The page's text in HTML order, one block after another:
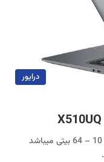
درایور
.تمامی درایور های این بخش مخصوص ویندوز 10 – 64 بیتی میباشد